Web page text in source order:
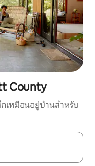
County
เหมือนอยู่บ้านสำหรับ
เพื่อสำรวจผลการค้นหา